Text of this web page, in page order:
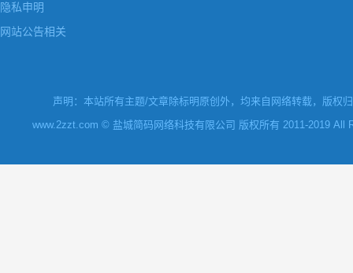
隐私申明
网站公告相关
声明：本站所有主题/文章除标明原创外，均来自网络转载，版权
www.2zzt.com © 盐城简码网络科技有限公司 版权所有 2011-2019